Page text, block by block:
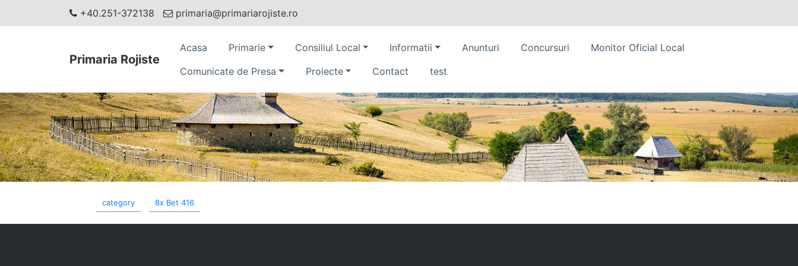
+40.251-372138 primaria@primariarojiste.ro
Primaria Rojiste
Acasa Primarie Consiliul Local Informatii Anunturi Concursuri
Monitor Oficial Local
Comunicate de Presa
Proiecte Contact test
category 8x Bet 416